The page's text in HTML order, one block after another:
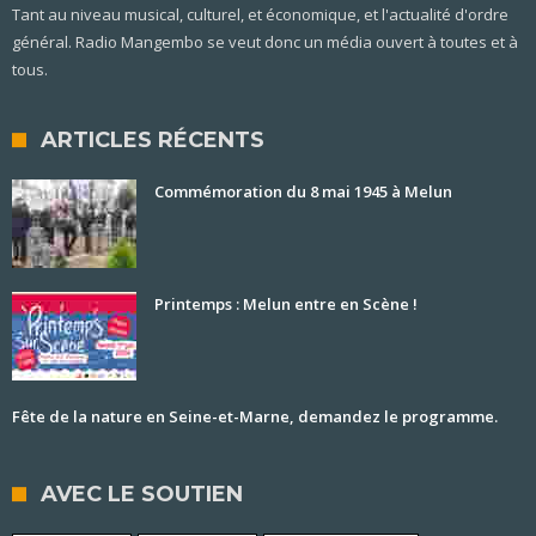
Tant au niveau musical, culturel, et économique, et l'actualité d'ordre
général. Radio Mangembo se veut donc un média ouvert à toutes et à
tous.
ARTICLES RÉCENTS
Commémoration du 8 mai 1945 à Melun
Printemps : Melun entre en Scène !
Fête de la nature en Seine-et-Marne, demandez le programme.
AVEC LE SOUTIEN